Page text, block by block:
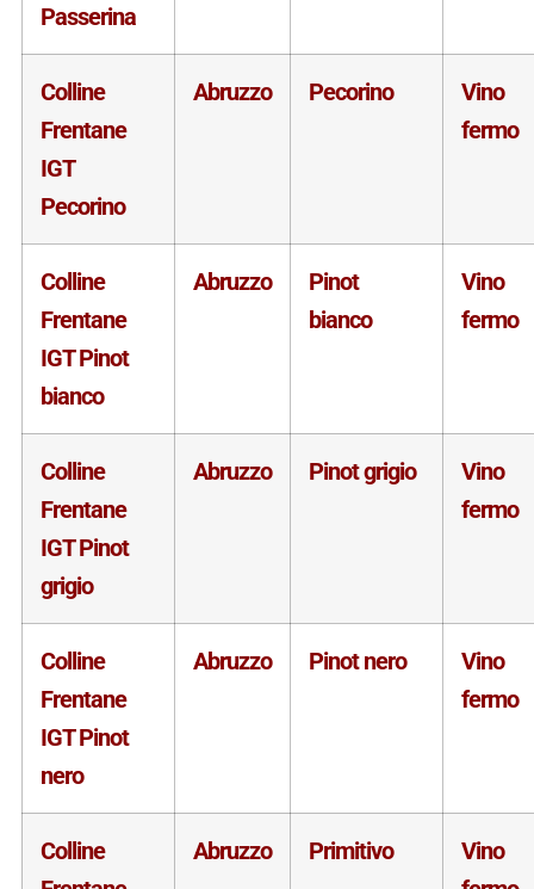
Passerina
Colline
Frentane
IGT
Pecorino
Abruzzo Pecorino
Vino
fermo
Colline
Frentane
IGT Pinot
bianco
Abruzzo
Pinot
bianco
Vino
fermo
Colline
Frentane
IGT Pinot
grigio
Abruzzo Pinot grigio
Vino
fermo
Colline
Frentane
IGT Pinot
nero
Abruzzo Pinot nero
Vino
fermo
Colline
Abruzzo Primitivo
Vino